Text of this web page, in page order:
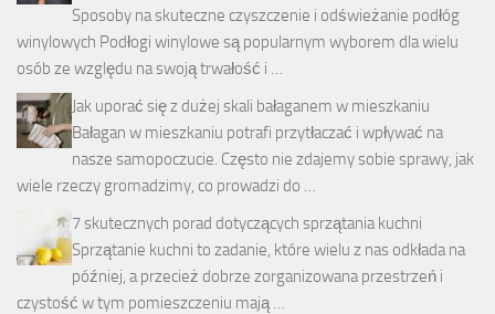
Sposoby na skuteczne czyszczenie i odświeżanie podłóg
winylowych Podłogi winylowe są popularnym wyborem dla wielu
osób ze względu na swoją trwałość i …
Jak uporać się z dużej skali bałaganem w mieszkaniu
Bałagan w mieszkaniu potrafi przytłaczać i wpływać na
nasze samopoczucie. Często nie zdajemy sobie sprawy, jak
wiele rzeczy gromadzimy, co prowadzi do …
7 skutecznych porad dotyczących sprzątania kuchni
Sprzątanie kuchni to zadanie, które wielu z nas odkłada na
później, a przecież dobrze zorganizowana przestrzeń i
czystość w tym pomieszczeniu mają …